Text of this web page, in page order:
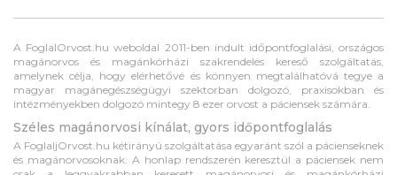
A FoglalOrvost.hu weboldal 2011-ben indult időpontfoglalási, országos
magánorvos és magánkórházi szakrendelés kereső szolgáltatás,
amelynek célja, hogy elérhetővé és könnyen megtalálhatóvá tegye a
magyar magánegészségügyi szektorban dolgozó, praxisokban és
intézményekben dolgozó mintegy 8 ezer orvost a páciensek számára.
Széles magánorvosi kínálat, gyors időpontfoglalás
A FoglaljOrvost.hu kétirányú szolgáltatása egyaránt szól a pácienseknek
és magánorvosoknak. A honlap rendszerén keresztül a páciensek nem